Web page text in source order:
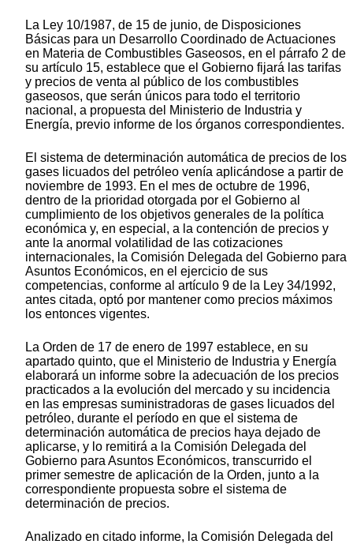
La Ley 10/1987, de 15 de junio, de Disposiciones
Básicas para un Desarrollo Coordinado de Actuaciones
en Materia de Combustibles Gaseosos, en el párrafo 2 de
su artículo 15, establece que el Gobierno fijará las tarifas
y precios de venta al público de los combustibles
gaseosos, que serán únicos para todo el territorio
nacional, a propuesta del Ministerio de Industria y
Energía, previo informe de los órganos correspondientes.
El sistema de determinación automática de precios de los
gases licuados del petróleo venía aplicándose a partir de
noviembre de 1993. En el mes de octubre de 1996,
dentro de la prioridad otorgada por el Gobierno al
cumplimiento de los objetivos generales de la política
económica y, en especial, a la contención de precios y
ante la anormal volatilidad de las cotizaciones
internacionales, la Comisión Delegada del Gobierno para
Asuntos Económicos, en el ejercicio de sus
competencias, conforme al artículo 9 de la Ley 34/1992,
antes citada, optó por mantener como precios máximos
los entonces vigentes.
La Orden de 17 de enero de 1997 establece, en su
apartado quinto, que el Ministerio de Industria y Energía
elaborará un informe sobre la adecuación de los precios
practicados a la evolución del mercado y su incidencia
en las empresas suministradoras de gases licuados del
petróleo, durante el período en que el sistema de
determinación automática de precios haya dejado de
aplicarse, y lo remitirá a la Comisión Delegada del
Gobierno para Asuntos Económicos, transcurrido el
primer semestre de aplicación de la Orden, junto a la
correspondiente propuesta sobre el sistema de
determinación de precios.
Analizado en citado informe, la Comisión Delegada del